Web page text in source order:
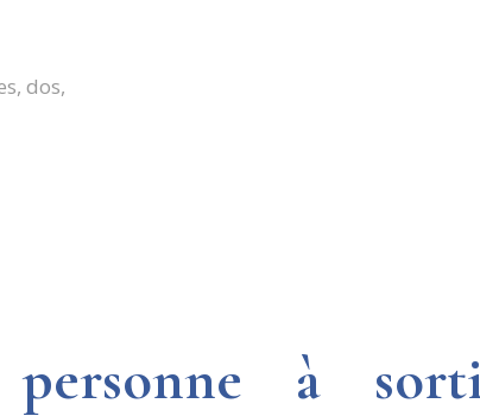
dos,
à